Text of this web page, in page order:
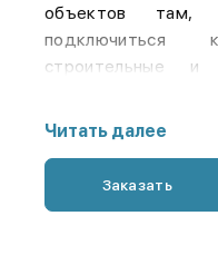
объектов там,
строительные и
преимуществам
Читать далее
Заказать